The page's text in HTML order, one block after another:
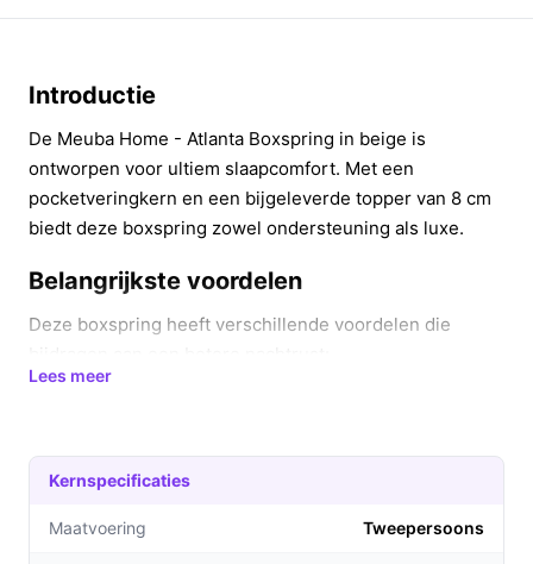
Introductie
De Meuba Home - Atlanta Boxspring in beige is
ontworpen voor ultiem slaapcomfort. Met een
pocketveringkern en een bijgeleverde topper van 8 cm
biedt deze boxspring zowel ondersteuning als luxe.
Belangrijkste voordelen
Deze boxspring heeft verschillende voordelen die
wat zorgt voor een goede houding tijdens het
slapen.
Comfortabele topper:
De 8 cm dikke polyether
Lees meer
Kernspecificaties
Maatvoering Tweepersoons